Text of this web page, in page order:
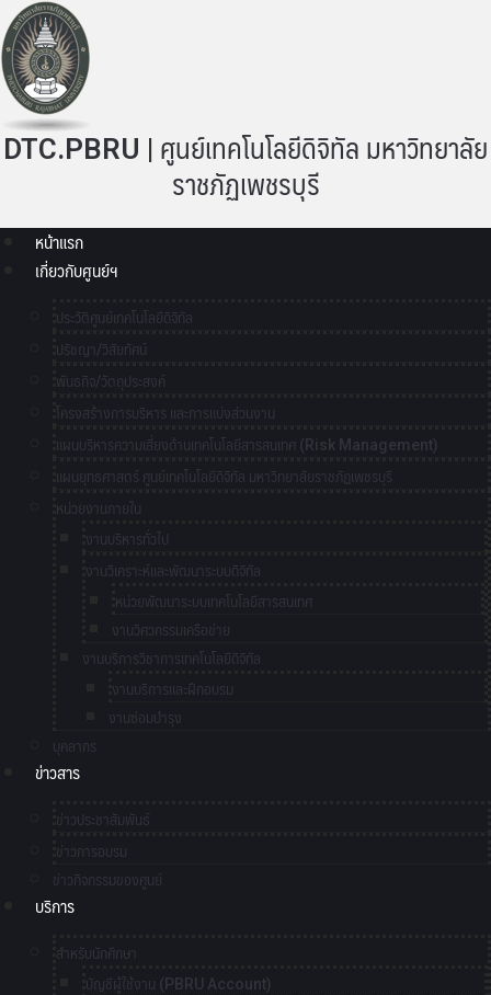
DTC.PBRU | ศูนย์เทคโนโลยีดิจิทัล มหาวิทยาลัย
ราชภัฏเพชรบุรี
หน้าแรก
เกี่ยวกับศูนย์ฯ
ประวัติศูนย์เทคโนโลยีดิจิทัล
ปรัชญา/วิสัยทัศน์
พันธกิจ/วัตถุประสงค์
โครงสร้างการบริหาร และการแบ่งส่วนงาน
แผนบริหารความเสี่ยงด้านเทคโนโลยีสารสนเทศ (Risk Management)
แผนยุทธศาสตร์ ศูนย์เทคโนโลยีดิจิทัล มหาวิทยาลัยราชภัฏเพชรบุรี
หน่วยงานภายใน
งานบริหารทั่วไป
งานวิเคราะห์และพัฒนาระบบดิจิทัล
หน่วยพัฒนาระบบเทคโนโลยีสารสนเทศ
งานวิศวกรรมเครือข่าย
งานบริการวิชาการเทคโนโลยีดิจิทัล
งานบริการและฝึกอบรม
งานซ่อมบำรุง
บุคลากร
ข่าวสาร
ข่าวประชาสัมพันธ์
ข่าวการอบรม
ข่าวกิจกรรมของศูนย์
บริการ
สำหรับนักศึกษา
บัญชีผู้ใช้งาน (PBRU Account)